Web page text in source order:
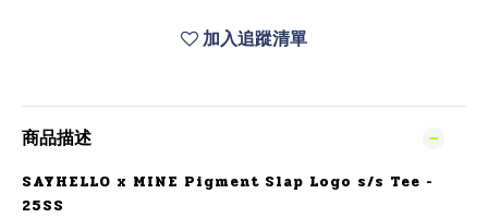
加入追蹤清單
商品描述
SAYHELLO x MINE Pigment Slap Logo s/s Tee -
25SS